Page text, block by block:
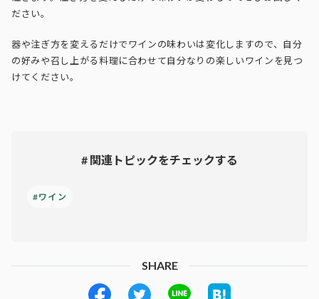
ださい。
器や注ぎ方を変えるだけでワインの味わいは変化しますので、自分
の好みや召し上がる料理に合わせて自分なりの楽しいワインを見つ
けてください。
# 関連トピックをチェックする
#ワイン
SHARE